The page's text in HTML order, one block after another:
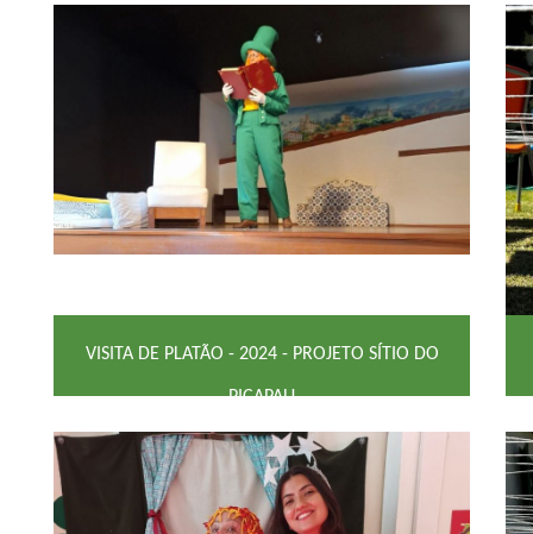
VISITA DE PLATÃO - 2024 - PROJETO SÍTIO DO
PICAPAU